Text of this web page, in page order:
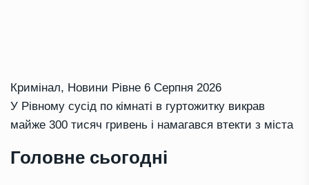
Кримінал, Новини Рівне 6 Серпня 2026
У Рівному сусід по кімнаті в гуртожитку викрав
майже 300 тисяч гривень і намагався втекти з міста
Головне сьогодні